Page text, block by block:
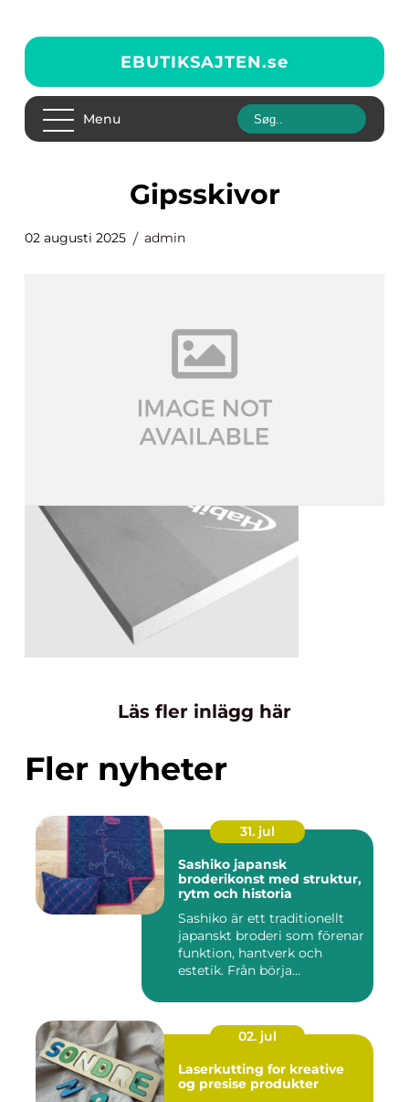
EBUTIKSAJTEN.se
Menu
Gipsskivor
02 augusti 2025 admin
Läs fler inlägg här
Fler nyheter
31. jul
Sashiko japansk
broderikonst med struktur,
rytm och historia
Sashiko är ett traditionellt
japanskt broderi som förenar
funktion, hantverk och
estetik. Från börja...
02. jul
Laserkutting for kreative
og presise produkter